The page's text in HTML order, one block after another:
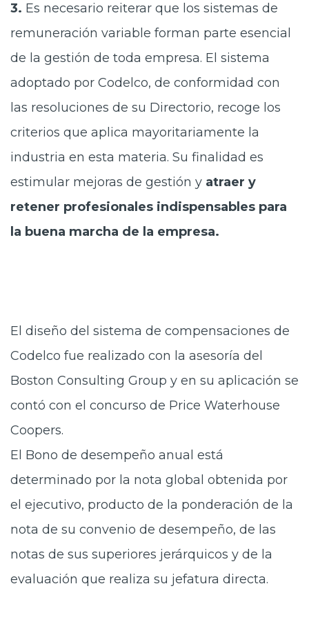
3. Es necesario reiterar que los sistemas de
remuneración variable forman parte esencial
de la gestión de toda empresa. El sistema
adoptado por Codelco, de conformidad con
las resoluciones de su Directorio, recoge los
criterios que aplica mayoritariamente la
industria en esta materia. Su finalidad es
estimular mejoras de gestión y atraer y
retener profesionales indispensables para
la buena marcha de la empresa.
El diseño del sistema de compensaciones de
Codelco fue realizado con la asesoría del
Boston Consulting Group y en su aplicación se
contó con el concurso de Price Waterhouse
Coopers.
El Bono de desempeño anual está
determinado por la nota global obtenida por
el ejecutivo, producto de la ponderación de la
nota de su convenio de desempeño, de las
notas de sus superiores jerárquicos y de la
evaluación que realiza su jefatura directa.